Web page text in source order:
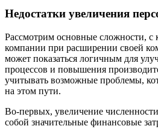
Недостатки увеличения
Рассмотрим основные сложности, с
компании при расширении своей
может показаться логичным для
процессов и повышения
учитывать возможные проблемы,
на этом пути.
Во-первых, увеличение численности
собой значительные финансовые